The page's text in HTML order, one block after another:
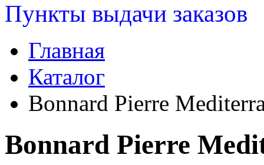
Пункты выдачи заказов
Главная
Каталог
Bonnard Pierre
Bonnard Pierre